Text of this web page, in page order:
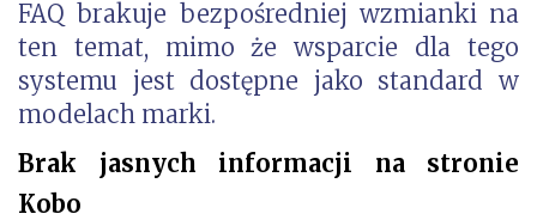
FAQ brakuje bezpośredniej wzmianki na
ten temat, mimo że wsparcie dla tego
systemu jest dostępne jako standard w
modelach marki.
Brak jasnych informacji na stronie
Kobo